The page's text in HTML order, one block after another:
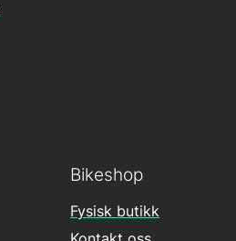
Bikeshop
Fysisk butikk